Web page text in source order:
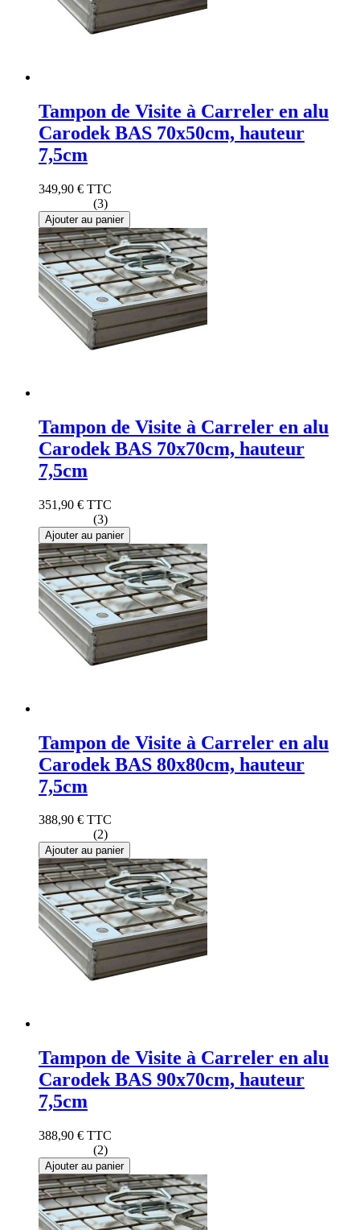
Tampon de Visite à Carreler en alu
Carodek BAS 70x50cm, hauteur
7,5cm
349,90 € TTC
(3)
Ajouter au panier
Tampon de Visite à Carreler en alu
Carodek BAS 70x70cm, hauteur
7,5cm
351,90 € TTC
(3)
Ajouter au panier
Tampon de Visite à Carreler en alu
Carodek BAS 80x80cm, hauteur
7,5cm
388,90 € TTC
(2)
Ajouter au panier
Tampon de Visite à Carreler en alu
Carodek BAS 90x70cm, hauteur
7,5cm
388,90 € TTC
(2)
Ajouter au panier